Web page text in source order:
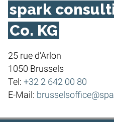
spark
Co. KG
25 rue d’Arlon
1050 Brussels
Tel: +32 2 642 00 80
E-Mail: